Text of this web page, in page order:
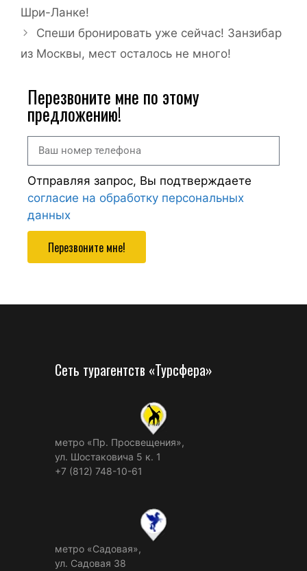
Шри-Ланке!
Спеши бронировать уже сейчас! Занзибар
из Москвы, мест осталось не много!
Перезвоните мне по этому
предложению!
Отправляя запрос, Вы подтверждаете
согласие на обработку персональных
данных
Перезвоните мне!
Сеть турагентств «Турсфера»
метро «Пр. Просвещения»,
ул. Шостаковича 5 к. 1
+7 (812) 748-10-61
метро «Садовая»,
ул. Садовая 38